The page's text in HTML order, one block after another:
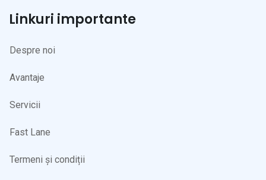
Linkuri importante
Despre noi
Avantaje
Servicii
Fast Lane
Termeni și condiții